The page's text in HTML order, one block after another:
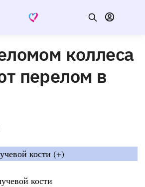
коллеса
перелом в
кости (+)
кости